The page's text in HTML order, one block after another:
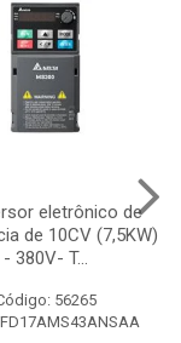
eletrônico de
de 10CV (7,5KW)
- 380V- T...
56265